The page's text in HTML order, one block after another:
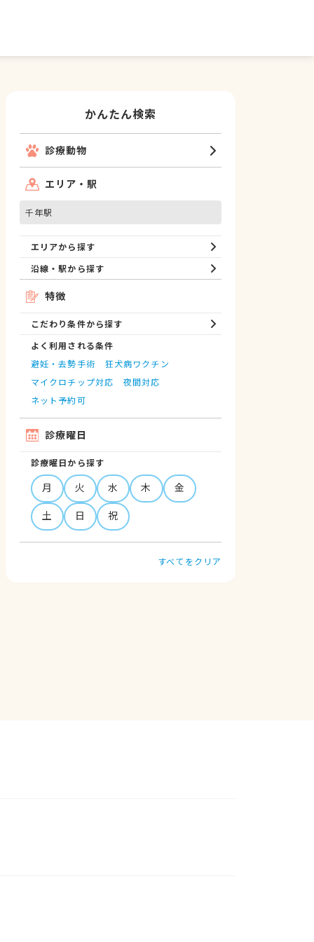
かんたん検索
診療動物
エリア・駅
千年駅
エリアから探す
沿線・駅から探す
特徴
こだわり条件から探す
よく利用される条件
避妊・去勢手術
狂犬病ワクチン
マイクロチップ対応
夜間対応
ネット予約可
診療曜日
診療曜日から探す
月 火 水 木
金
土
日 祝
すべてをクリア